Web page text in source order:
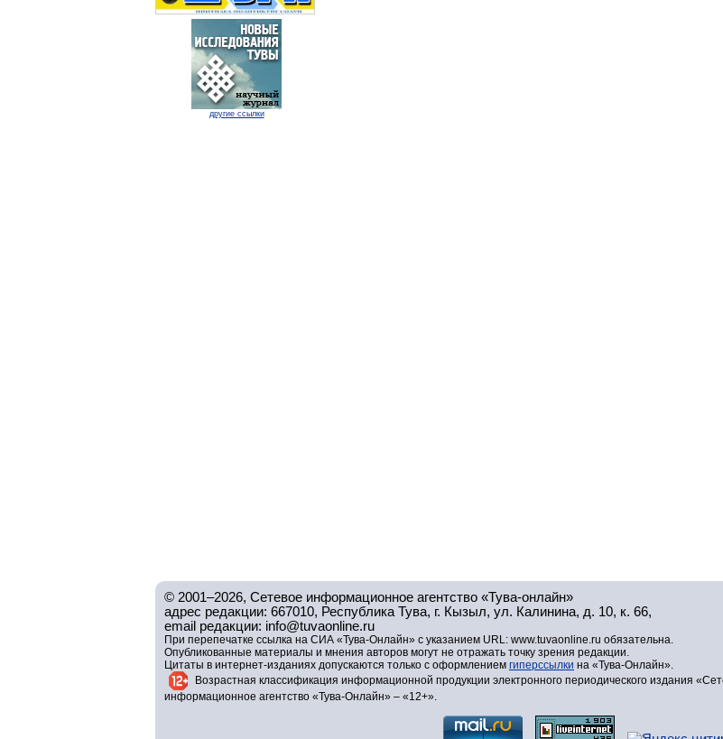
другие ссылки
© 2001–2026, Сетевое информационное агентство «Тува-онлайн»
адрес редакции: 667010, Республика Тува, г. Кызыл, ул. Калинина, д. 10, к. 66,
email редакции: info@tuvaonline.ru
При перепечатке ссылка на СИА «Тува-Онлайн» с указанием URL: www.tuvaonline.ru обязательна.
Опубликованные материалы и мнения авторов могут не отражать точку зрения редакции.
Цитаты в интернет-изданиях допускаются только с оформлением гиперссылки на «Тува-Онлайн».
Возрастная классификация информационной продукции электронного периодического издания
информационное агентство «Тува-Онлайн» – «12+».